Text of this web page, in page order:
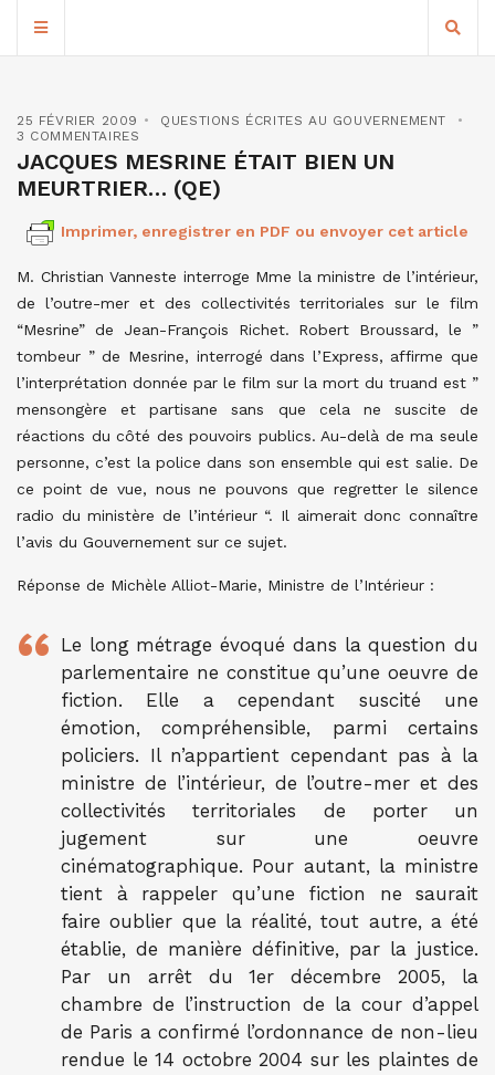
25 FÉVRIER 2009
QUESTIONS ÉCRITES AU GOUVERNEMENT
3 COMMENTAIRES
JACQUES MESRINE ÉTAIT BIEN UN
MEURTRIER… (QE)
Imprimer, enregistrer en PDF ou envoyer cet article
M. Christian Vanneste interroge Mme la ministre de l’intérieur,
de l’outre-mer et des collectivités territoriales sur le film
“Mesrine” de Jean-François Richet. Robert Broussard, le ”
tombeur ” de Mesrine, interrogé dans l’Express, affirme que
l’interprétation donnée par le film sur la mort du truand est ”
mensongère et partisane sans que cela ne suscite de
réactions du côté des pouvoirs publics. Au-delà de ma seule
personne, c’est la police dans son ensemble qui est salie. De
ce point de vue, nous ne pouvons que regretter le silence
radio du ministère de l’intérieur “. Il aimerait donc connaître
l’avis du Gouvernement sur ce sujet.
Réponse de Michèle Alliot-Marie, Ministre de l’Intérieur :
Le long métrage évoqué dans la question du
parlementaire ne constitue qu’une oeuvre de
fiction. Elle a cependant suscité une
émotion, compréhensible, parmi certains
policiers. Il n’appartient cependant pas à la
ministre de l’intérieur, de l’outre-mer et des
collectivités territoriales de porter un
jugement sur une oeuvre
cinématographique. Pour autant, la ministre
tient à rappeler qu’une fiction ne saurait
faire oublier que la réalité, tout autre, a été
établie, de manière définitive, par la justice.
Par un arrêt du 1er décembre 2005, la
chambre de l’instruction de la cour d’appel
de Paris a confirmé l’ordonnance de non-lieu
rendue le 14 octobre 2004 sur les plaintes de